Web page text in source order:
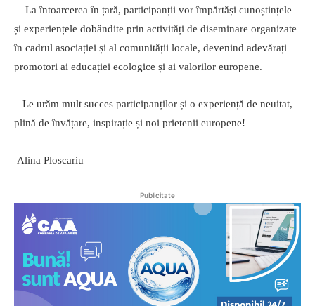
La întoarcerea în țară, participanții vor împărtăși cunoștințele
și experiențele dobândite prin activități de diseminare organizate
în cadrul asociației și al comunității locale, devenind adevărați
promotori ai educației ecologice și ai valorilor europene.
Le urăm mult succes participanților și o experiență de neuitat,
plină de învățare, inspirație și noi prietenii europene!
Alina Ploscariu
Publicitate